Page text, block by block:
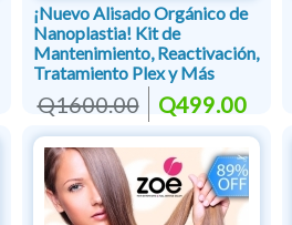
¡Nuevo Alisado Orgánico de
Nanoplastia! Kit de
Mantenimiento, Reactivación,
Tratamiento Plex y Más
Q1600.00 Q499.00